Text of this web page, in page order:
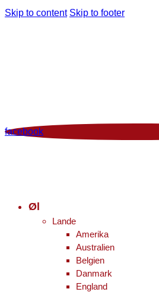
Skip to content Skip to footer
facebook
Øl
Lande
Amerika
Australien
Belgien
Danmark
England